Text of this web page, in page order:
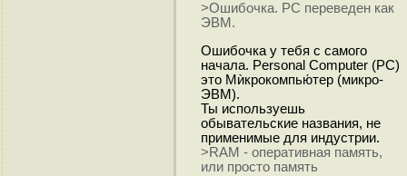
>Ошибочка. PC переведен как
ЭВМ.
Ошибочка у тебя с самого
начала. Personal Computer (PC)
это Мѝкрокомпью́тер (микро-
ЭВМ).
Ты используешь
обывательские названия, не
применимые для индустрии.
>RAM - оперативная память,
или просто память